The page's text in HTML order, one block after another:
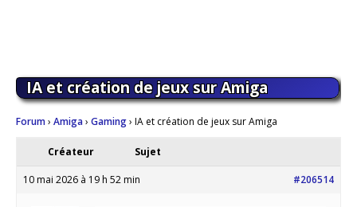
IA et création de jeux sur Amiga
Forum› Amiga› Gaming› IA et création de jeux sur Amiga
Créateur Sujet
10 mai 2026 à 19 h 52 min #206514